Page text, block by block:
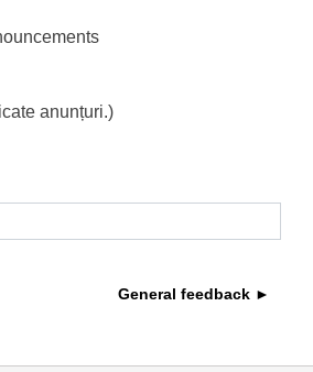
urbană și regională
consolidare a capacităților
forţei de muncă, comerţul şi
anunțuri.)
General feedback ►